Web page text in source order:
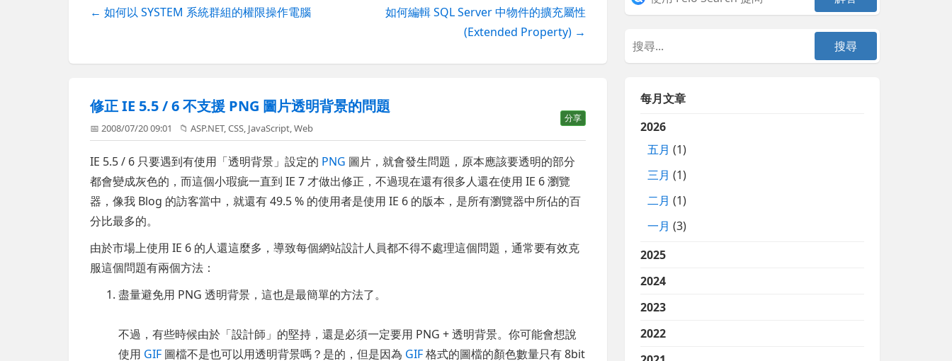
← 如何以 SYSTEM 系統群組的權限操作電腦
如何編輯 SQL Server 中物件的擴充屬性
(Extended Property) →
修正 IE 5.5 / 6 不支援 PNG 圖片透明背景的問題
分享
📅 2008/07/20 09:01 📁ASP.NET,CSS, JavaScript,Web
IE 5.5 / 6 只要遇到有使用「透明背景」設定的 PNG 圖片，就會發生問題，原本應該要透明的部分
都會變成灰色的，而這個小瑕疵一直到 IE 7 才做出修正，不過現在還有很多人還在使用 IE 6 瀏覽
器，像我 Blog 的訪客當中，就還有 49.5 % 的使用者是使用 IE 6 的版本，是所有瀏覽器中所佔的百
分比最多的。
由於市場上使用 IE 6 的人還這麼多，導致每個網站設計人員都不得不處理這個問題，通常要有效克
服這個問題有兩個方法：
盡量避免用 PNG 透明背景，這也是最簡單的方法了。
不過，有些時候由於「設計師」的堅持，還是必須一定要用 PNG + 透明背景。你可能會想說
使用 GIF 圖檔不是也可以用透明背景嗎？是的，但是因為 GIF格式的圖檔的顏色數量只有 8bit
每月文章
2026
五月 (1)
三月 (1)
二月 (1)
一月 (3)
2025
2024
2023
2022